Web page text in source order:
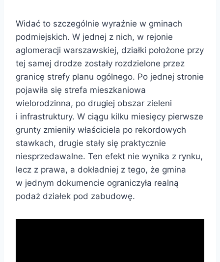
Widać to szczególnie wyraźnie w gminach
podmiejskich. W jednej z nich, w rejonie
aglomeracji warszawskiej, działki położone przy
tej samej drodze zostały rozdzielone przez
granicę strefy planu ogólnego. Po jednej stronie
pojawiła się strefa mieszkaniowa
wielorodzinna, po drugiej obszar zieleni
i infrastruktury. W ciągu kilku miesięcy pierwsze
grunty zmieniły właściciela po rekordowych
stawkach, drugie stały się praktycznie
niesprzedawalne. Ten efekt nie wynika z rynku,
lecz z prawa, a dokładniej z tego, że gmina
w jednym dokumencie ograniczyła realną
podaż działek pod zabudowę.